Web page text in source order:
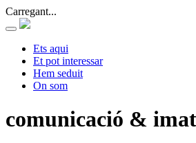
Carregant...
Ets aqui
Et pot interessar
Hem seduit
On som
comunicació &